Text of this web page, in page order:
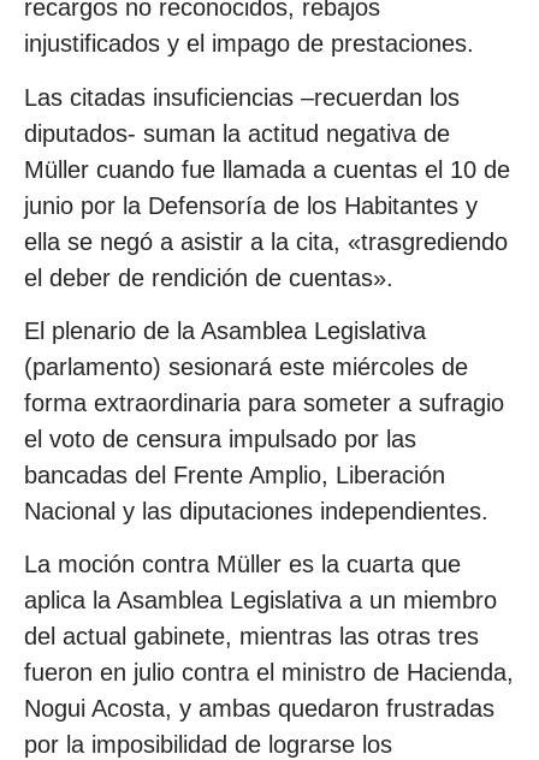
recargos no reconocidos, rebajos
injustificados y el impago de prestaciones.
Las citadas insuficiencias –recuerdan los
diputados- suman la actitud negativa de
Müller cuando fue llamada a cuentas el 10 de
junio por la Defensoría de los Habitantes y
ella se negó a asistir a la cita, «trasgrediendo
el deber de rendición de cuentas».
El plenario de la Asamblea Legislativa
(parlamento) sesionará este miércoles de
forma extraordinaria para someter a sufragio
el voto de censura impulsado por las
bancadas del Frente Amplio, Liberación
Nacional y las diputaciones independientes.
La moción contra Müller es la cuarta que
aplica la Asamblea Legislativa a un miembro
del actual gabinete, mientras las otras tres
fueron en julio contra el ministro de Hacienda,
Nogui Acosta, y ambas quedaron frustradas
por la imposibilidad de lograrse los